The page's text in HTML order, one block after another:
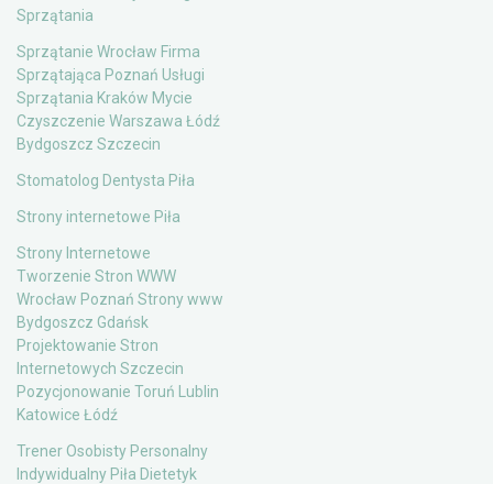
Sprzątania
Sprzątanie Wrocław Firma
Sprzątająca Poznań Usługi
Sprzątania Kraków Mycie
Czyszczenie Warszawa Łódź
Bydgoszcz Szczecin
Stomatolog Dentysta Piła
Strony internetowe Piła
Strony Internetowe
Tworzenie Stron WWW
Wrocław Poznań Strony www
Bydgoszcz Gdańsk
Projektowanie Stron
Internetowych Szczecin
Pozycjonowanie Toruń Lublin
Katowice Łódź
Trener Osobisty Personalny
Indywidualny Piła Dietetyk